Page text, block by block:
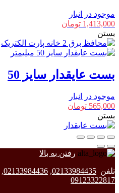
موجود در انبار
1,413,000 تومان
بستن
بست عایقدار سایز 50
موجود در انبار
565,000 تومان
بستن
رفتن به بالا
تلفن 02133984435
,
02133984436
,
09123322817